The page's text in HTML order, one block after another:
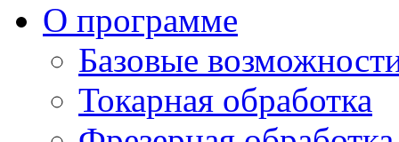
О программе
Базовые
Токарная обработка